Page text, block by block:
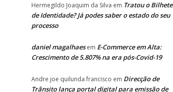
Hermegildo Joaquim da Silva em Tratou o Bilhete
de Identidade? Já podes saber o estado do seu
processo
daniel magalhaesem E-Commerce em Alta:
Crescimento de 5.807% na era pós-Covid-19
Andre joe quilunda francisco em Direcção de
Trânsito lança portal digital para emissão de